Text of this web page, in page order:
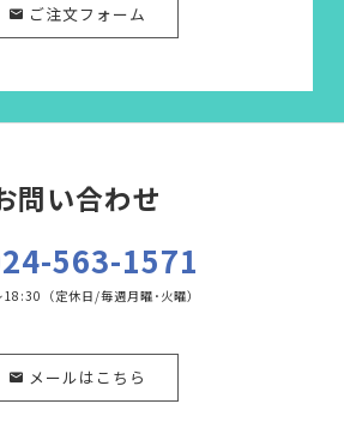
ご注文フォーム
問い合わせ
563-1571
（定休日/毎週月曜･火曜）
メールはこちら